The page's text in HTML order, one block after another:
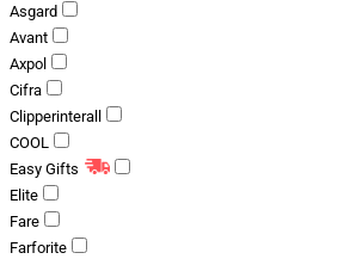
Asgard
Avant
Axpol
Cifra
Clipperinterall
COOL
Easy Gifts
Elite
Fare
Farforite